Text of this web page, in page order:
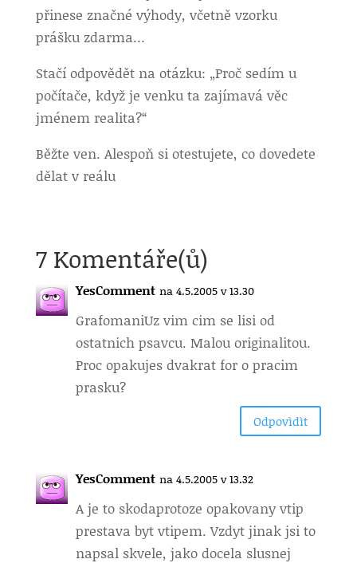
přinese značné výhody, včetně vzorku
prášku zdarma…
Stačí odpovědět na otázku: „Proč sedím u
počítače, když je venku ta zajímavá věc
jménem realita?“
Běžte ven. Alespoň si otestujete, co dovedete
dělat v reálu
7 Komentáře(ů)
YesComment na 4.5.2005 v 13.30
GrafomaniUz vim cim se lisi od
ostatnich psavcu. Malou originalitou.
Proc opakujes dvakrat for o pracim
prasku?
Odpovìdìt
YesComment na 4.5.2005 v 13.32
A je to skodaprotoze opakovany vtip
prestava byt vtipem. Vzdyt jinak jsi to
napsal skvele, jako docela slusnej